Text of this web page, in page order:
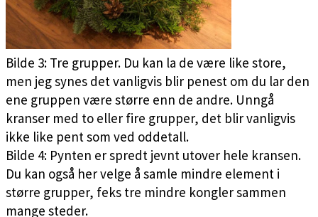
Bilde 3: Tre grupper. Du kan la de være like store,
men jeg synes det vanligvis blir penest om du lar den
ene gruppen være større enn de andre. Unngå
kranser med to eller fire grupper, det blir vanligvis
ikke like pent som ved oddetall.
Bilde 4: Pynten er spredt jevnt utover hele kransen.
Du kan også her velge å samle mindre element i
større grupper, feks tre mindre kongler sammen
mange steder.